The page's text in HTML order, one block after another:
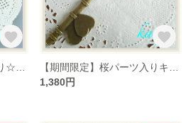
1,380円